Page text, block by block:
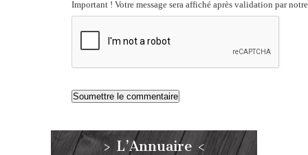
Important ! Votre message sera affiché après validation par
> L’Annuaire <